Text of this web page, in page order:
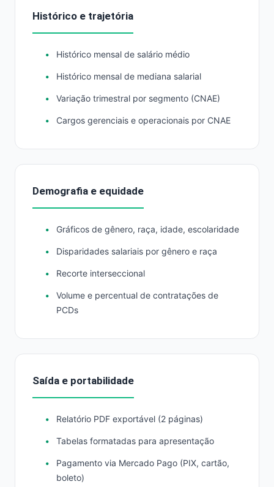
Histórico e trajetória
Histórico mensal de salário médio
Histórico mensal de mediana salarial
Variação trimestral por segmento (CNAE)
Cargos gerenciais e operacionais por CNAE
Demografia e equidade
Gráficos de gênero, raça, idade, escolaridade
Disparidades salariais por gênero e raça
Recorte interseccional
Volume e percentual de contratações de
PCDs
Saída e portabilidade
Relatório PDF exportável (2 páginas)
Tabelas formatadas para apresentação
Pagamento via Mercado Pago (PIX, cartão,
boleto)